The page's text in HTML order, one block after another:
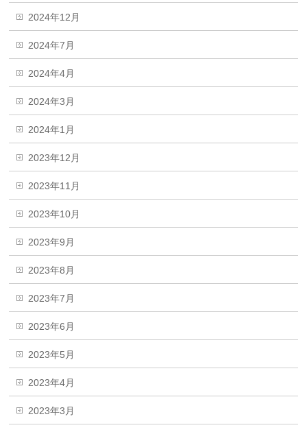
2024年12月
2024年7月
2024年4月
2024年3月
2024年1月
2023年12月
2023年11月
2023年10月
2023年9月
2023年8月
2023年7月
2023年6月
2023年5月
2023年4月
2023年3月